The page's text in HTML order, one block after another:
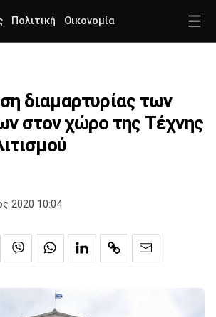
Πολιτική Οικονομία
διαμαρτυρίας των
στον χώρο της Τέχνης
2020 10:04